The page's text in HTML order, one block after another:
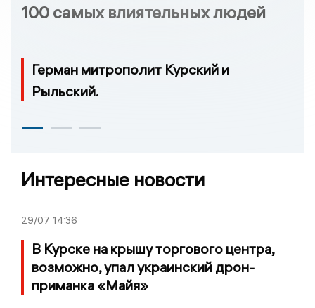
100 самых влиятельных людей
Герман митрополит Курский и
Рыльский.
Интересные новости
29/07 14:36
В Курске на крышу торгового центра,
возможно, упал украинский дрон-
приманка «Майя»